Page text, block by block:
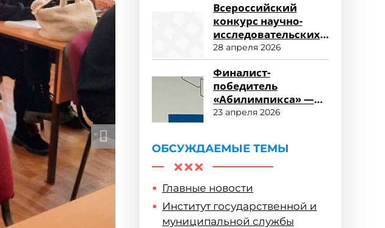
Всероссийский
конкурс научно-
исследовательских
работ «Научный
потенциал СПО»
28 апреля 2026
Финалист-
победитель
«Абилимпикса» —
студент ФСПО
23 апреля 2026
ОБСУЖДАЕМЫЕ ТЕМЫ
Главные новости
Институт государственной и
муниципальной службы